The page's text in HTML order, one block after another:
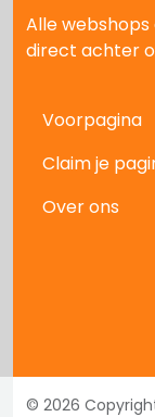
Alle
direct achter
Voorpagina
Claim je
Over ons
© 2026